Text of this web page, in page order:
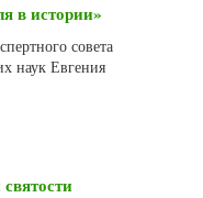
в истории»
совета
наук Евгения